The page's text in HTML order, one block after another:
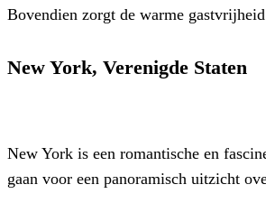
Bovendien zorgt de warme
New York, Verenigde Staten
New York is een romantische en
gaan voor een panoramisch uitzicht